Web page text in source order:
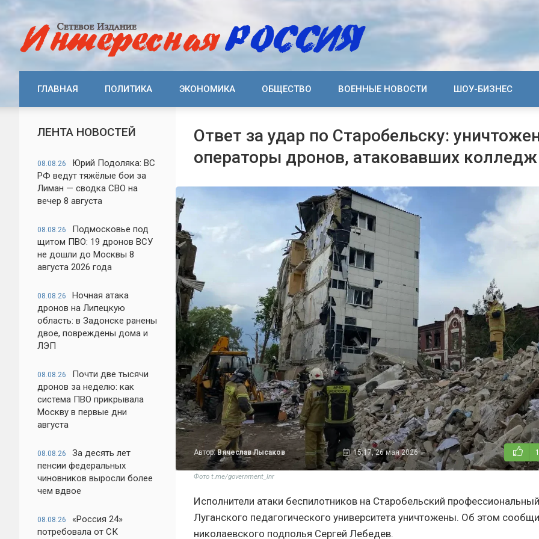
ГЛАВНАЯ ПОЛИТИКА ЭКОНОМИКА ОБЩЕСТВО ВОЕННЫЕ НОВОСТИ ШОУ-БИЗНЕС
ЛЕНТА НОВОСТЕЙ
08.08.26
Юрий Подоляка: ВС
РФ ведут тяжёлые бои за
Лиман — сводка СВО на
вечер 8 августа
08.08.26
Подмосковье под
щитом ПВО: 19 дронов ВСУ
не дошли до Москвы 8
августа 2026 года
08.08.26
Ночная атака
дронов на Липецкую
область: в Задонске ранены
двое, повреждены дома и
ЛЭП
08.08.26
Почти две тысячи
дронов за неделю: как
система ПВО прикрывала
Москву в первые дни
августа
08.08.26
За десять лет
пенсии федеральных
чиновников выросли более
чем вдвое
08.08.26
«Россия 24»
потребовала от СК
Ответ за удар по Старобельску:
операторы дронов, атаковавших колледж
Автор:Вячеслав Лысаков 15:17, 26 мая 2026
Фото t.me/government_lnr
Исполнители атаки беспилотников на Старобельский
Луганского педагогического университета уничтожены. Об этом
николаевского подполья Сергей Лебедев.